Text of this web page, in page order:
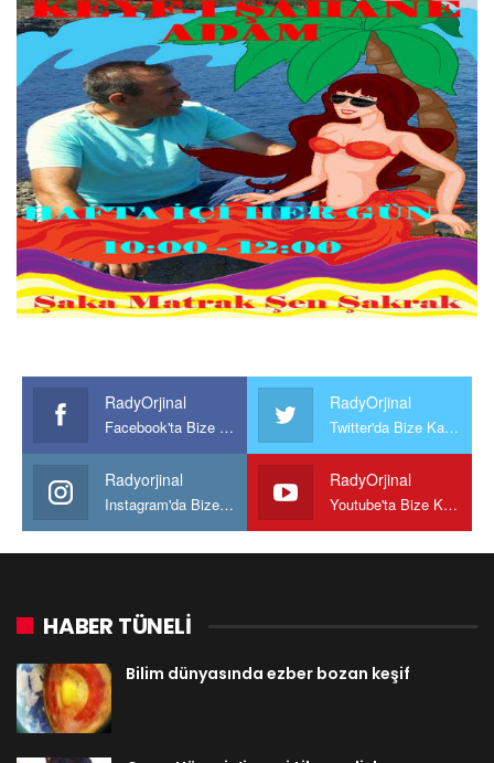
RadyOrjinal
Facebook'ta Bize Katılın
RadyOrjinal
Twitter'da Bize Katılın
Radyorjinal
Instagram'da Bize katılın
RadyOrjinal
Youtube'ta Bize Katılın
HABER TÜNELİ
Bilim dünyasında ezber bozan keşif